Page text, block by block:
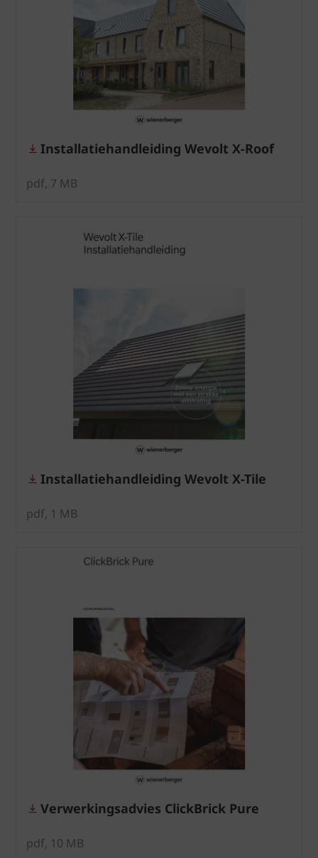
Installatiehandleiding Wevolt X-Roof
pdf, 7 MB
Installatiehandleiding Wevolt X-Tile
pdf, 1 MB
Verwerkingsadvies ClickBrick Pure
pdf, 10 MB